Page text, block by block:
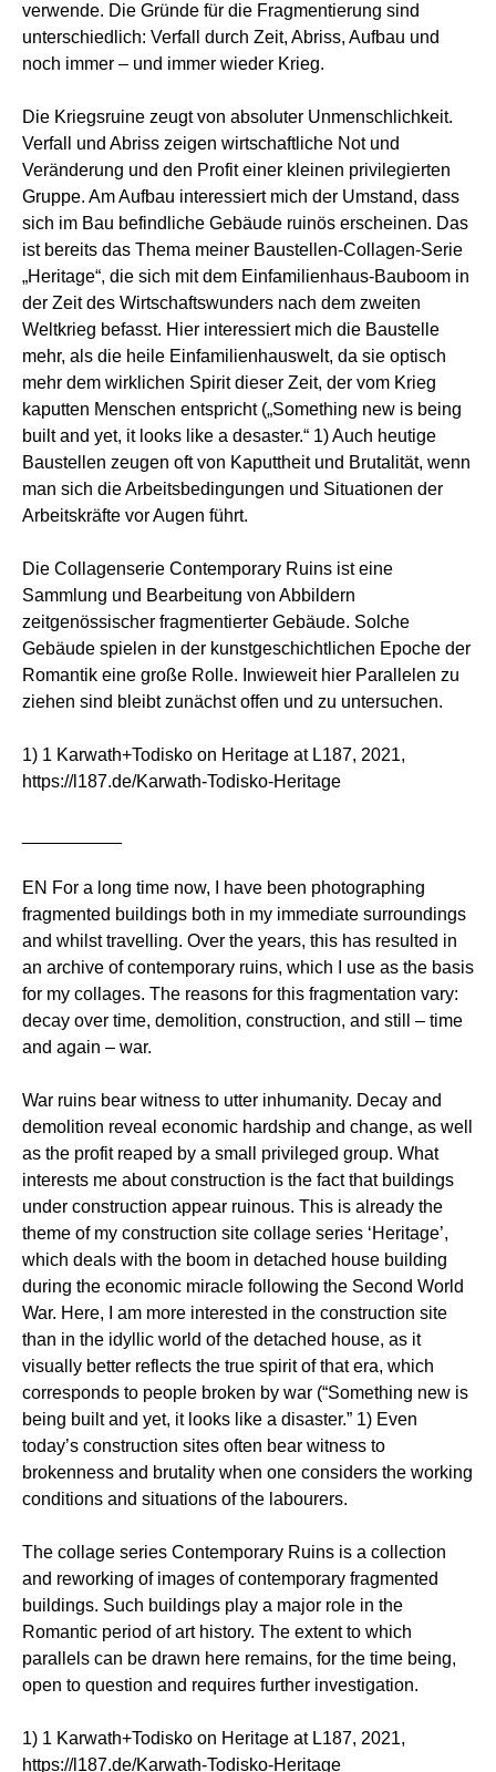
verwende. Die Gründe für die Fragmentierung sind
unterschiedlich: Verfall durch Zeit, Abriss, Aufbau und
noch immer – und immer wieder Krieg.
Die Kriegsruine zeugt von absoluter Unmenschlichkeit.
Verfall und Abriss zeigen wirtschaftliche Not und
Veränderung und den Profit einer kleinen privilegierten
Gruppe. Am Aufbau interessiert mich der Umstand, dass
sich im Bau befindliche Gebäude ruinös erscheinen. Das
ist bereits das Thema meiner Baustellen-Collagen-Serie
„Heritage“, die sich mit dem Einfamilienhaus-Bauboom in
der Zeit des Wirtschaftswunders nach dem zweiten
Weltkrieg befasst. Hier interessiert mich die Baustelle
mehr, als die heile Einfamilienhauswelt, da sie optisch
mehr dem wirklichen Spirit dieser Zeit, der vom Krieg
kaputten Menschen entspricht („Something new is being
built and yet, it looks like a desaster.“ 1) Auch heutige
Baustellen zeugen oft von Kaputtheit und Brutalität, wenn
man sich die Arbeitsbedingungen und Situationen der
Arbeitskräfte vor Augen führt.
Die Collagenserie Contemporary Ruins ist eine
Sammlung und Bearbeitung von Abbildern
zeitgenössischer fragmentierter Gebäude. Solche
Gebäude spielen in der kunstgeschichtlichen Epoche der
Romantik eine große Rolle. Inwieweit hier Parallelen zu
ziehen sind bleibt zunächst offen und zu untersuchen.
1) 1 Karwath+Todisko on Heritage at L187, 2021,
https://l187.de/Karwath-Todisko-Heritage
EN For a long time now, I have been photographing
fragmented buildings both in my immediate surroundings
and whilst travelling. Over the years, this has resulted in
an archive of contemporary ruins, which I use as the basis
for my collages. The reasons for this fragmentation vary:
decay over time, demolition, construction, and still – time
and again – war.
War ruins bear witness to utter inhumanity. Decay and
demolition reveal economic hardship and change, as well
as the profit reaped by a small privileged group. What
interests me about construction is the fact that buildings
under construction appear ruinous. This is already the
theme of my construction site collage series ‘Heritage’,
which deals with the boom in detached house building
during the economic miracle following the Second World
War. Here, I am more interested in the construction site
than in the idyllic world of the detached house, as it
visually better reflects the true spirit of that era, which
corresponds to people broken by war (“Something new is
being built and yet, it looks like a disaster.” 1) Even
today’s construction sites often bear witness to
brokenness and brutality when one considers the working
conditions and situations of the labourers.
The collage series Contemporary Ruins is a collection
and reworking of images of contemporary fragmented
buildings. Such buildings play a major role in the
Romantic period of art history. The extent to which
parallels can be drawn here remains, for the time being,
open to question and requires further investigation.
1) 1 Karwath+Todisko on Heritage at L187, 2021,
https://l187.de/Karwath-Todisko-Heritage